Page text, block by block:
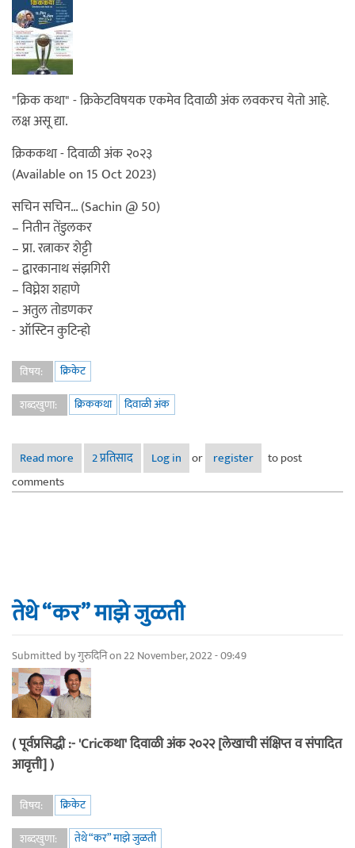
"क्रिक कथा" - क्रिकेटविषयक एकमेव दिवाळी अंक लवकरच येतो आहे.
लक्ष असू द्या.
क्रिककथा - दिवाळी अंक २०२३
(Available on 15 Oct 2023)
सचिन सचिन… (Sachin @ 50)
– नितीन तेंडुलकर
– प्रा. रत्नाकर शेट्टी
– द्वारकानाथ संझगिरी
– विघ्नेश शहाणे
– अतुल तोडणकर
- ऑस्टिन कुटिन्हो
विषय:
क्रिकेट
शब्दखुणा:
क्रिककथा दिवाळी अंक
Read more about क्रिककथा २०२३ - क्रिकेटविषयक एकमेव दिवाळी अंक
2 प्रतिसाद Log in or register
to post
comments
तेथे “कर” माझे जुळती
Submitted byगुरुदिनिon 22 November, 2022 - 09:49
( पूर्वप्रसिद्धी :- 'Cricकथा' दिवाळी अंक २०२२ [लेखाची संक्षिप्त व संपादित
आवृत्ती] )
विषय:
क्रिकेट
शब्दखुणा:
तेथे “कर” माझे जुळती